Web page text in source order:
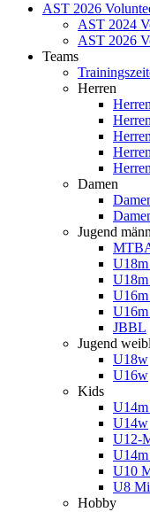
AST 2026
AST 2024
AST 2026
Teams
Herren
Damen
Jugend
JBBL
Jugend
U18w
U16w
Kids
U14w
U12-
U10
U8
Hobby